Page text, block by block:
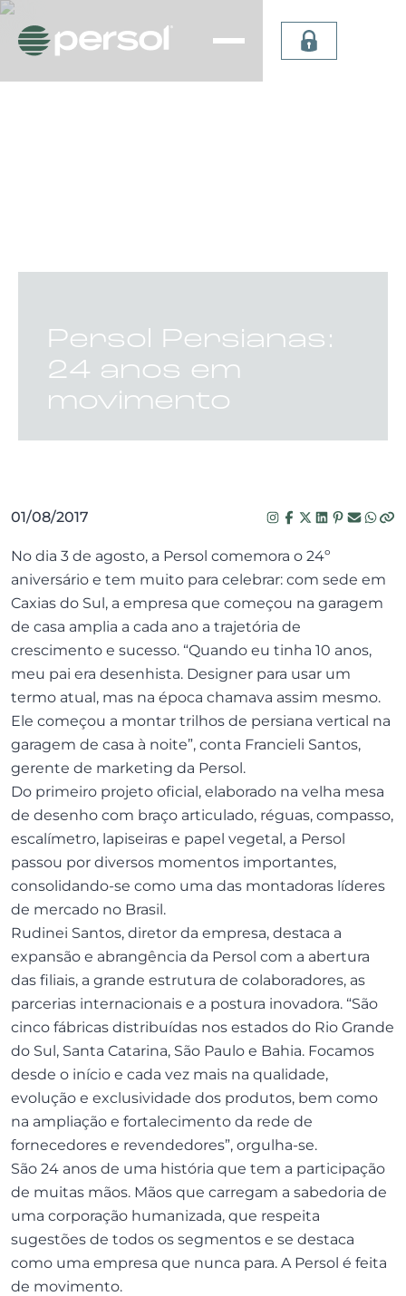
Persiana
Vertical
Plissada
Celular
Persol Persianas:
24 anos em
movimento
01/08/2017
No dia 3 de agosto, a Persol comemora o 24º
aniversário e tem muito para celebrar: com sede em
Caxias do Sul, a empresa que começou na garagem
de casa amplia a cada ano a trajetória de
crescimento e sucesso. “Quando eu tinha 10 anos,
meu pai era desenhista. Designer para usar um
termo atual, mas na época chamava assim mesmo.
Ele começou a montar trilhos de persiana vertical na
garagem de casa à noite”, conta Francieli Santos,
gerente de marketing da Persol.
Do primeiro projeto oficial, elaborado na velha mesa
de desenho com braço articulado, réguas, compasso,
escalímetro, lapiseiras e papel vegetal, a Persol
passou por diversos momentos importantes,
consolidando-se como uma das montadoras líderes
de mercado no Brasil.
Rudinei Santos, diretor da empresa, destaca a
expansão e abrangência da Persol com a abertura
das filiais, a grande estrutura de colaboradores, as
parcerias internacionais e a postura inovadora. “São
cinco fábricas distribuídas nos estados do Rio Grande
do Sul, Santa Catarina, São Paulo e Bahia. Focamos
desde o início e cada vez mais na qualidade,
evolução e exclusividade dos produtos, bem como
na ampliação e fortalecimento da rede de
fornecedores e revendedores”, orgulha-se.
São 24 anos de uma história que tem a participação
de muitas mãos. Mãos que carregam a sabedoria de
uma corporação humanizada, que respeita
sugestões de todos os segmentos e se destaca
como uma empresa que nunca para. A Persol é feita
de movimento.